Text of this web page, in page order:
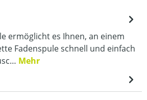
ermöglicht es Ihnen, an einem
Fadenspule schnell und einfach
Mehr